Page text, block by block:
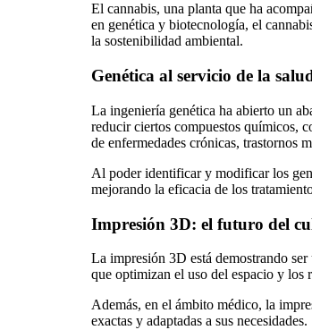
El cannabis, una planta que ha
en genética y biotecnología, el
la sostenibilidad ambiental.
Genética al servicio de la
La ingeniería genética ha abierto un
reducir ciertos compuestos químicos,
de enfermedades crónicas, trastornos
Al poder identificar y modificar los
mejorando la eficacia de los
Impresión 3D: el futuro del
La impresión 3D está demostrando
que optimizan el uso del espacio y los
Además, en el ámbito médico, la
exactas y adaptadas a sus necesidades.